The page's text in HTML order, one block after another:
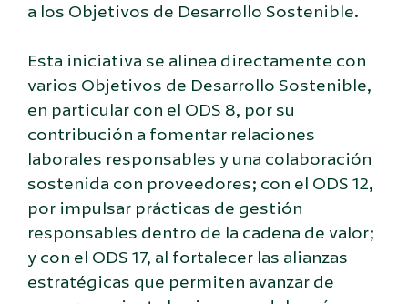
a los Objetivos de Desarrollo Sostenible.
Esta iniciativa se alinea directamente con
varios Objetivos de Desarrollo Sostenible,
en particular con el ODS 8, por su
contribución a fomentar relaciones
laborales responsables y una colaboración
sostenida con proveedores; con el ODS 12,
por impulsar prácticas de gestión
responsables dentro de la cadena de valor;
y con el ODS 17, al fortalecer las alianzas
estratégicas que permiten avanzar de